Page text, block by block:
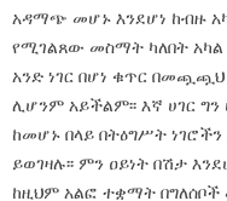
አዳማጭ መሆኑ እንደሆነ ከብዙ
የሚገልጸው መስማት ካለበት
አንድ ነገር በሆነ ቁጥር
ሊሆንም አይችልም፡፡ እኛ ሀገር
ከመሆኑ በላይ በትዕግሥት
ይወገዛሉ፡፡ ምን ዐይነት በሽታ
ከዚህም አልፎ ተቋማት በግለሰቦች